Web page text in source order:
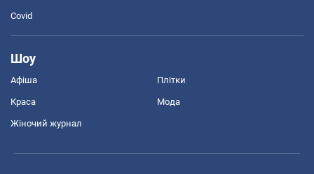
Covid
Шоу
Афіша Плітки
Краса Мода
Жіночий журнал